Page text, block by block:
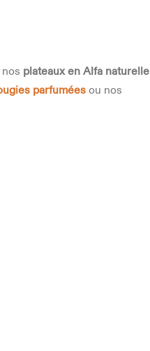
plateaux en Alfa naturelle
parfumées ou nos